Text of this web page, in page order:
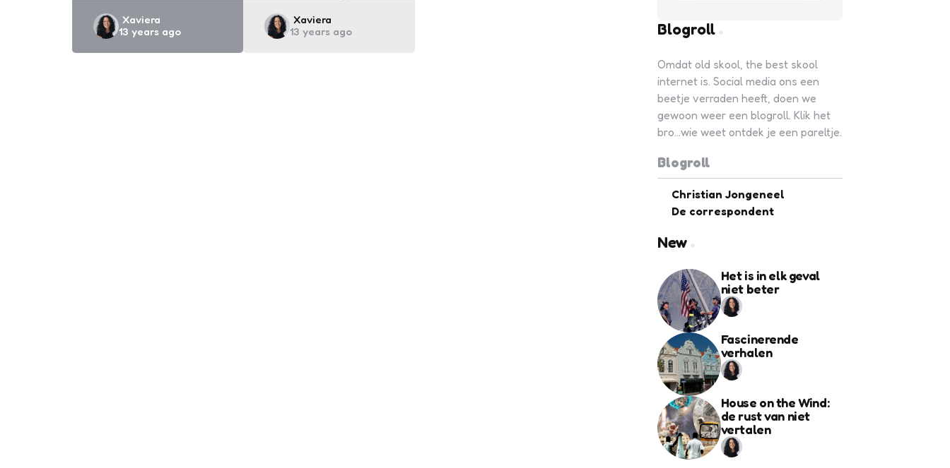
Posted
by
Xaviera
13 years ago
Posted
by
Xaviera
13 years ago
Blogroll
Omdat old skool, the best skool
internet is. Social media ons een
beetje verraden heeft, doen we
gewoon weer een blogroll. Klik het
bro...wie weet ontdek je een pareltje.
Blogroll
Christian Jongeneel
De correspondent
New
Het is in elk geval
niet beter
Fascinerende
verhalen
House on the Wind:
de rust van niet
vertalen